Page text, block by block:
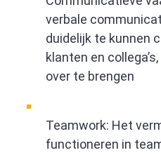
verbale
duidelijk te kunnen
klanten en
over te brengen
Teamwork: Het
functioneren in